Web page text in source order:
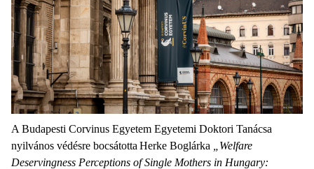
A Budapesti Corvinus Egyetem Egyetemi Doktori Tanácsa
nyilvános védésre bocsátotta Herke Boglárka
„Welfare
Deservingness Perceptions of Single Mothers in Hungary: